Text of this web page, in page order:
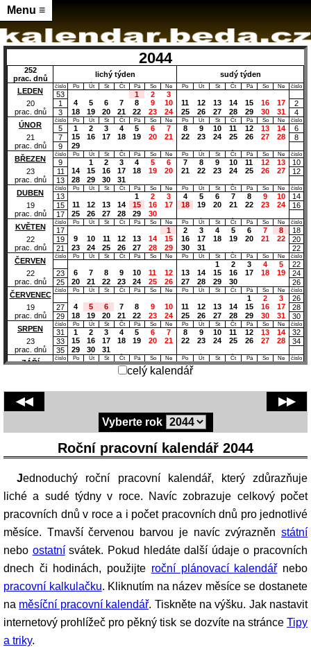
Menu ≡
2044
252
prac. dnů
lichý týden sudý týden
LEDEN
20
prac. dnů
číslo Po Út St Čt Pá So Ne Po Út St Čt Pá So Ne číslo
53 1 2
3
1
4 5 6 7 8 9 10 11 12 13 14 15 16 17
2
3
18 19 20 21 22 23 24 25 26 27 28 29 30 31
4
ÚNOR
21
prac. dnů
číslo Po Út St Čt Pá So Ne Po Út St Čt Pá So Ne číslo
5 1 2 3 4 5 6 7 8 9 10 11 12 13 14
6
7
15 16 17 18 19 20 21 22 23 24 25 26 27 28
8
9
29
BŘEZEN
23
prac. dnů
číslo Po Út St Čt Pá So Ne Po Út St Čt Pá So Ne číslo
9 1 2 3 4 5 6 7 8 9 10 11 12 13
10
11
14 15 16 17 18 19 20 21 22 23 24 25 26 27
12
13
28 29 30
31
DUBEN
19
prac. dnů
číslo Po Út St Čt Pá So Ne Po Út St Čt Pá So Ne číslo
13 1 2 3 4 5 6 7 8 9 10
14
15
11 12 13 14 15 16 17 18 19 20 21 22 23 24
16
17
25 26 27 28 29
30
KVĚTEN
22
prac. dnů
číslo Po Út St Čt Pá So Ne Po Út St Čt Pá So Ne číslo
17 1 2 3 4 5 6 7 8
18
19
9 10 11 12 13 14 15 16 17 18 19 20 21 22
20
21
23 24 25 26 27 28 29 30 31
22
ČERVEN
22
prac. dnů
číslo Po Út St Čt Pá So Ne Po Út St Čt Pá So Ne číslo
1 2 3 4 5
22
23
6 7 8 9 10 11 12 13 14 15 16 17 18 19
24
25
20 21 22 23 24 25 26 27 28 29 30
26
ČERVENEC
19
prac. dnů
číslo Po Út St Čt Pá So Ne Po Út St Čt Pá So Ne číslo
1 2 3
26
27
4 5 6 7 8 9 10 11 12 13 14 15 16 17
28
29
18 19 20 21 22 23 24 25 26 27 28 29 30 31
30
SRPEN
23
prac. dnů
číslo Po Út St Čt Pá So Ne Po Út St Čt Pá So Ne číslo
31 1 2 3 4 5 6 7 8 9 10 11 12 13 14
32
33
15 16 17 18 19 20 21 22 23 24 25 26 27 28
34
35
29 30
31
ZÁŘÍ
číslo Po Út St Čt Pá So Ne Po Út St Čt Pá So Ne číslo
35 1 2 3 4 5 6 7 8 9 10 11
36
15 16 17 18 19
ŘÍJEN
20
číslo Po Út St Čt Pá So Ne Po Út St Čt Pá So Ne číslo
9
40
23
26 27 28 30 31
St Čt Pá So Ne Po Út
1 2 3 4 5 6
44
45
7 8 12 13 15 16 17 18
47
21 22 23 24 25 26 27 28 29 30
21
číslo Po Út St Čt Pá So Ne Po Út St Čt Pá So Ne číslo
49
5 6 7 8 9 10 11 12 13 15 16 17 18
50
19 22 28 52
celý kalendář
Vyberte rok
◀◀ ▶▶
Roční pracovní kalendář 2044
Jednoduchý roční pracovní kalendář, který zdůrazňuje
liché a sudé týdny v roce. Navíc zobrazuje celkový počet
pracovních dnů v roce a i počet pracovních dnů pro jednotlivé
měsíce. Tmavší červenou barvou je navíc zvýrazněn státní
nebo ostatnísvátek. Pokud hledáte další údaje o pracovních
dnech či hodinách, použijte roční plánovací kalendář nebo
pracovní kalkulačku. Kliknutím na název měsíce se dostanete
na měsíční pracovní kalendář. Tiskněte na výšku. Jak nastavit
internetový prohlížeč pro pěkný tisk se dozvíte na stránce Tipy
a triky.